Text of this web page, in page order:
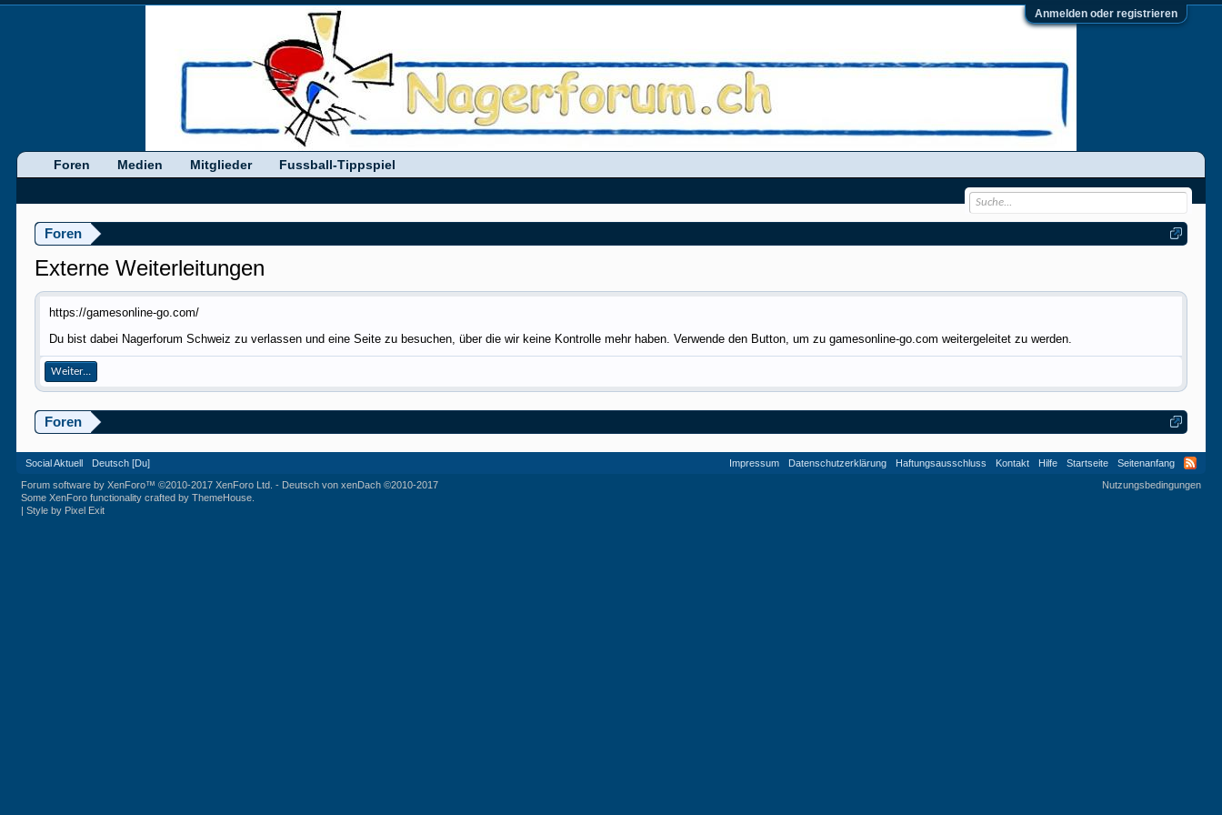
Anmelden oder registrieren
Foren
Externe Weiterleitungen
https://gamesonline-go.com/
Du bist dabei Nagerforum Schweiz zu verlassen und eine Seite zu besuchen, über die wir keine Kontrolle mehr haben. Verwende den Button, um zu gamesonline-go.com weitergeleitet zu werden.
Weiter...
Foren
Foren Medien Mitglieder Fussball-Tippspiel
Social Aktuell Deutsch [Du] Impressum Datenschutzerklärung Haftungsausschluss Kontakt Hilfe Startseite
Seitenanfang
Nutzungsbedingungen
Forum software by XenForo™©2010-2017 XenForo Ltd. - Deutsch von xenDach©2010-2017
Some XenForo functionality crafted byThemeHouse
|Style by Pixel Exit